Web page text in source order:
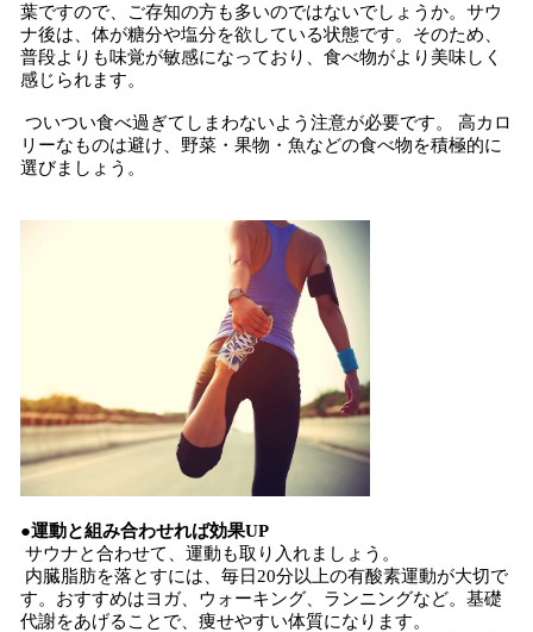
葉ですので、ご存知の方も多いのではないでしょうか。サウ
ナ後は、体が糖分や塩分を欲している状態です。そのため、
普段よりも味覚が敏感になっており、食べ物がより美味しく
感じられます。
ついつい食べ過ぎてしまわないよう注意が必要です。 高カロ
リーなものは避け、野菜・果物・魚などの食べ物を積極的に
選びましょう。
●運動と組み合わせれば効果UP
サウナと合わせて、運動も取り入れましょう。
内臓脂肪を落とすには、毎日20分以上の有酸素運動が大切で
す。おすすめはヨガ、ウォーキング、ランニングなど。基礎
代謝をあげることで、痩せやすい体質になります。